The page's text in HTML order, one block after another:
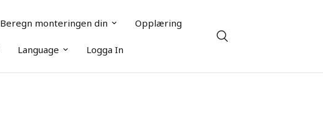
Beregn monteringen din Opplæring
Language Logga In